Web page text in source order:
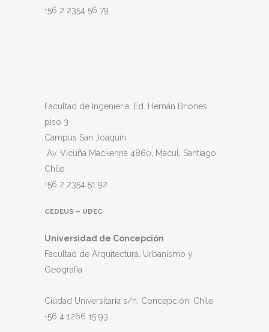
+56 2 2354 56 79
Facultad de Ingeniería, Ed. Hernán Briones,
piso 3
Campus San Joaquín
Av. Vicuña Mackenna 4860, Macul
, Santiago,
Chile
+56 2 2354 51 92
CEDEUS – UDEC
Universidad de Concepción
Facultad de Arquitectura, Urbanismo y
Geografía
Ciudad Universitaria s/n, Concepción, Chile
+56 4 1266 15 93